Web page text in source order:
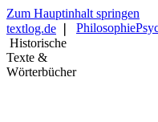
Zum Hauptinhalt springen
textlog.de
Historische
Texte &
Wörterbücher
Philosophie